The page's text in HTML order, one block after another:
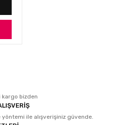
kargo bizden
ile alışverişiniz güvende.